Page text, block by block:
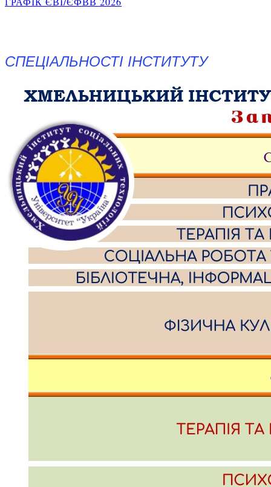
СПЕЦІАЛЬНОСТІ ІНСТИТУТУ